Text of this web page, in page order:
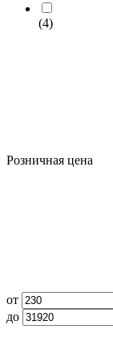
(4)
Розничная цена
от
до